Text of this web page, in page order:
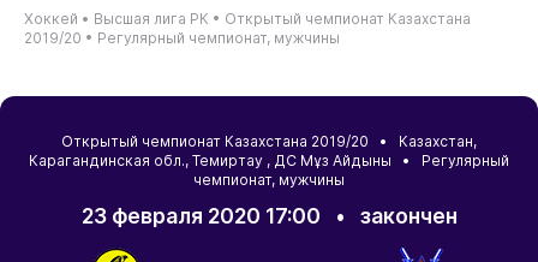
Хоккей • Высшая лига РК • Открытый чемпионат Казахстана
2019/20 • Регулярный чемпионат, мужчины
Открытый чемпионат Казахстана 2019/20 • Казахстан,
Карагандинская обл., Темиртау , ДС Мұз Айдыны • Регулярный
чемпионат, мужчины
23 февраля 2020 17:00 • закончен